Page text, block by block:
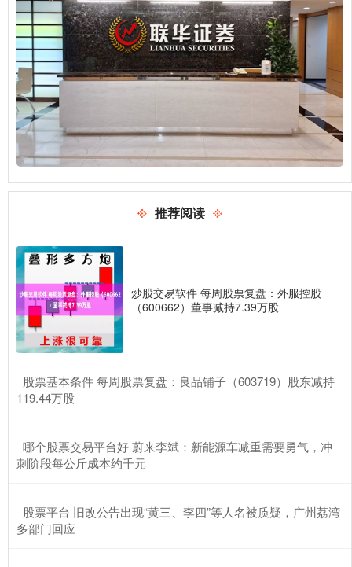
推荐阅读
炒股交易软件 每周股票复盘：外服控股
（600662）董事减持7.39万股
​股票基本条件 每周股票复盘：良品铺子（603719）股东减持
119.44万股
​哪个股票交易平台好 蔚来李斌：新能源车减重需要勇气，冲
刺阶段每公斤成本约千元
​股票平台 旧改公告出现“黄三、李四”等人名被质疑，广州荔湾
多部门回应